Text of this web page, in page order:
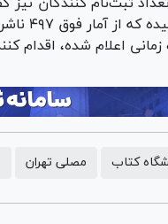
در
اعلام شده، اقدام
کتاب مصلی تهران